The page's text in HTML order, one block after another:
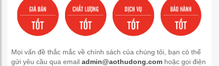
Mọi vấn đề thắc mắc về chính sách của chúng tôi, bạn có thể
gửi yêu cầu qua email admin@aothudong.com hoặc gọi điện